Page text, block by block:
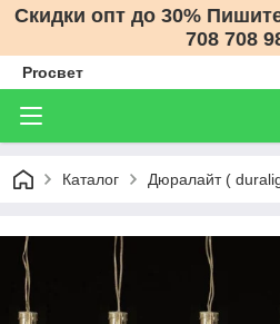
Скидки опт до 30%
708 708
Proсвет
Каталог Дюралайт (